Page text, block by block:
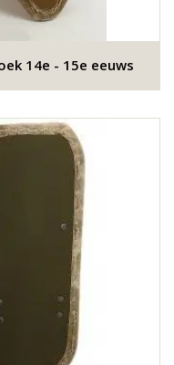
14e - 15e eeuws